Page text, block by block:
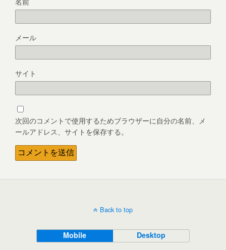
メール
サイト
次回のコメントで使用するためブラウザーに自分の名前、メ
ールアドレス、サイトを保存する。
Back to top
Mobile Desktop